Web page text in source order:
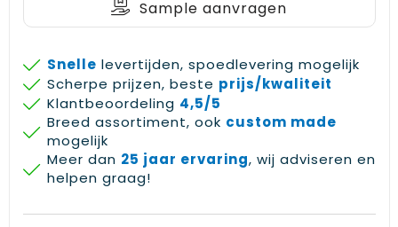
Sample aanvragen
Snelle levertijden, spoedlevering mogelijk
Scherpe prijzen, beste prijs/kwaliteit
Klantbeoordeling 4,5/5
Breed assortiment, ook custom made
mogelijk
Meer dan 25 jaar ervaring, wij adviseren en
helpen graag!